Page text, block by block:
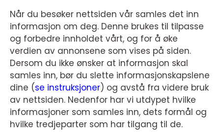
Når du besøker nettsiden vår samles det inn
informasjon om deg. Denne brukes til tilpasse
og forbedre innholdet vårt, og for å øke
verdien av annonsene som vises på siden.
Dersom du ikke ønsker at informasjon skal
samles inn, bør du slette informasjonskapslene
dine (se instruksjoner) og avstå fra videre bruk
av nettsiden. Nedenfor har vi utdypet hvilke
informasjoner som samles inn, dets formål og
hvilke tredjeparter som har tilgang til de.